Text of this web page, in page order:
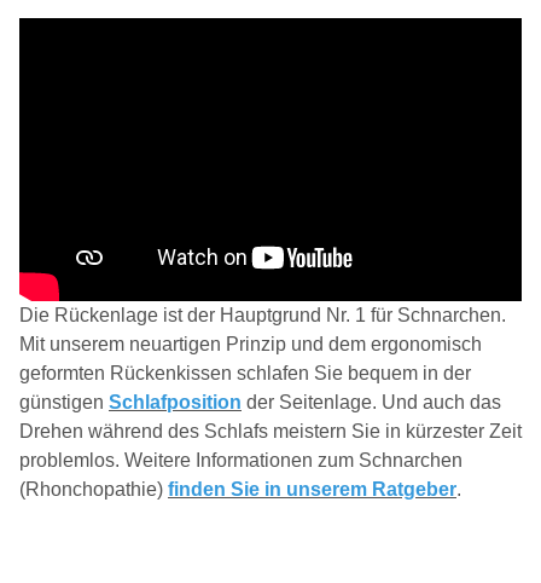
Die Rückenlage ist der Hauptgrund Nr. 1 für Schnarchen.
Mit unserem neuartigen Prinzip und dem ergonomisch
geformten Rückenkissen schlafen Sie bequem in der
günstigen Schlafposition der Seitenlage. Und auch das
Drehen während des Schlafs meistern Sie in kürzester Zeit
problemlos. Weitere Informationen zum Schnarchen
(Rhonchopathie) finden Sie in unserem Ratgeber.